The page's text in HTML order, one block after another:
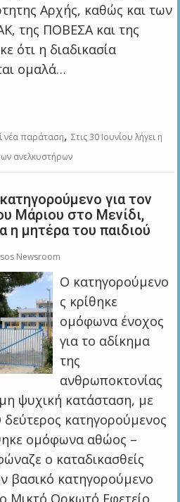
Αρχής, καθώς και των
της ΠΟΒΕΣΑ και της
ότι η διαδικασία
ομαλά…
νέα παράταση,Στις 30 Ιουνίου λήγει η
ανελκυστήρων
για τον
Μάριου στο Μενίδι,
η μητέρα του παιδιού
Newsroom
Ο κατηγορούμενο
ς κρίθηκε
ομόφωνα ένοχος
για το αδίκημα
της
ανθρωποκτονίας
ψυχική κατάσταση, με
κατηγορούμενος
ομόφωνα αθώος –
ο καταδικασθείς
βασικό κατηγορούμενο